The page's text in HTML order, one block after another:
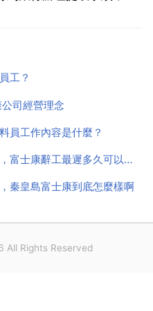
積金管理中心或辦事處
工？
司經營理念
員工作內容是什麼？
富士康離職後，多久應該發工資，富士康辭工最遲多久可以拿到工資？
秦皇島富士康到底怎麼樣啊
Rights Reserved